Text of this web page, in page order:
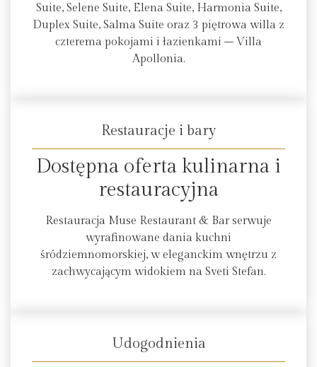
Suite, Selene Suite, Elena Suite, Harmonia Suite,
Duplex Suite, Salma Suite oraz 3 piętrowa willa z
czterema pokojami i łazienkami – Villa
Apollonia.
Restauracje i bary
Dostępna oferta kulinarna i
restauracyjna
Restauracja Muse Restaurant & Bar serwuje
wyrafinowane dania kuchni
śródziemnomorskiej, w eleganckim wnętrzu z
zachwycającym widokiem na Sveti Stefan.
Udogodnienia